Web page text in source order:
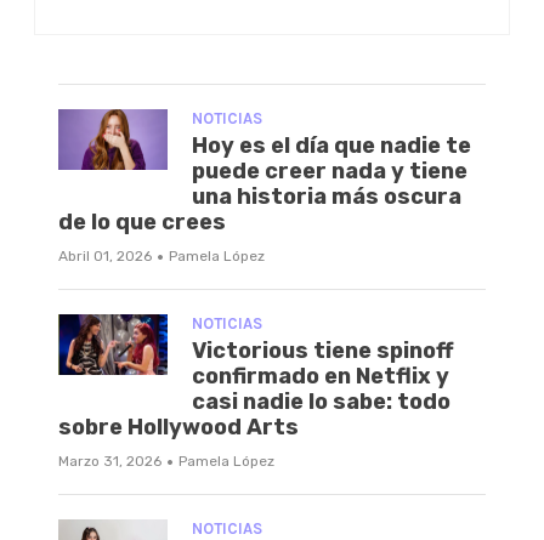
NOTICIAS
Hoy es el día que nadie te
puede creer nada y tiene
una historia más oscura
de lo que crees
Abril 01, 2026 · Pamela López
NOTICIAS
Victorious tiene spinoff
confirmado en Netflix y
casi nadie lo sabe: todo
sobre Hollywood Arts
Marzo 31, 2026 · Pamela López
NOTICIAS